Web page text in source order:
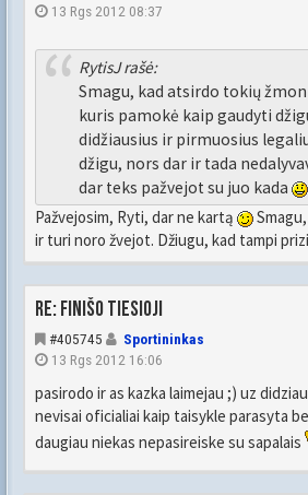
13 Rgs 2012 08:37
RytisJ rašė:
Smagu, kad atsirdo tokių
kuris pamokė kaip gaudyti
didžiausius ir pirmuosius
džigu, nors dar ir tada
dar teks pažvejot su juo kada
Pažvejosim, Ryti, dar ne kartą
ir turi noro žvejot. Džiugu, kad tampi
Re: FINIŠO TIESIOJI
#405745
Sportininkas
13 Rgs 2012 16:06
pasirodo ir as kazka laimejau ;) uz
nevisai oficialiai kaip taisykle parasyta
daugiau niekas nepasireiske su sapalais